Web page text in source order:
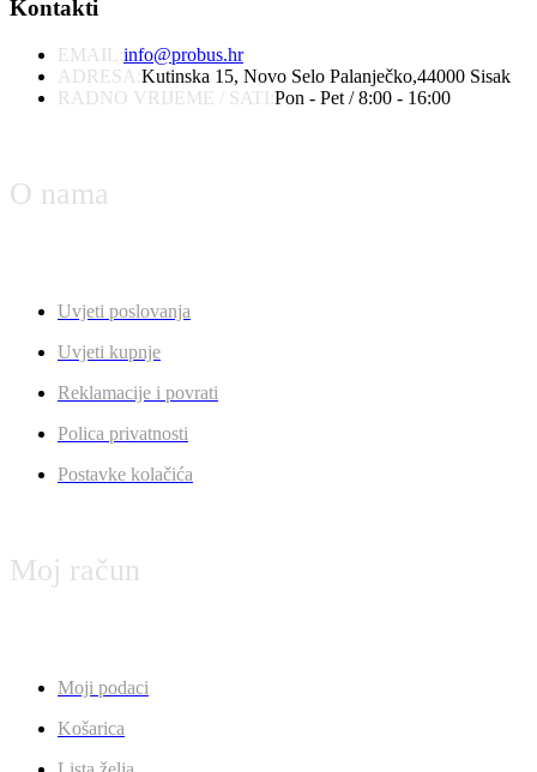
Kontakti
EMAIL:info@probus.hr
ADRESA:Kutinska 15, Novo Selo Palanječko,44000 Sisak
RADNO VRIJEME / SATI:Pon - Pet / 8:00 - 16:00
O nama
Uvjeti poslovanja
Uvjeti kupnje
Reklamacije i povrati
Polica privatnosti
Postavke kolačića
Moj račun
Moji podaci
Košarica